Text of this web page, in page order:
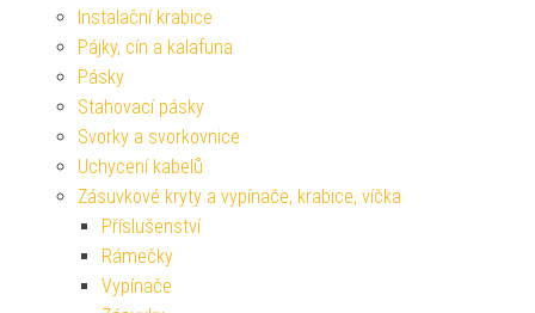
Instalační krabice
Pájky, cín a kalafuna
Pásky
Stahovací pásky
Svorky a svorkovnice
Uchycení kabelů
Zásuvkové kryty a vypínače, krabice, víčka
Příslušenství
Rámečky
Vypínače